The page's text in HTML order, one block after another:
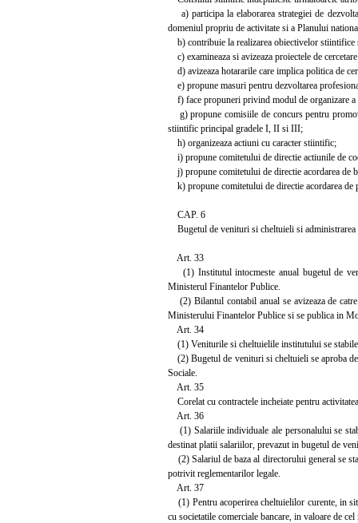
a) participa la elaborarea strategiei de
domeniul propriu de activitate si a Planului
b) contribuie la realizarea obiectivelor stiintifice
c) examineaza si avizeaza proiectele de
d) avizeaza hotararile care implica politica de
e) propune masuri pentru dezvoltarea
f) face propuneri privind modul de organizare a
g) propune comisiile de concurs pentru
stiintific principal gradele I, II si III;
h) organizeaza actiuni cu caracter stiintific;
i) propune comitetului de directie actiunile de
j) propune comitetului de directie acordarea de
k) propune comitetului de directie acordarea de
CAP. 6
Bugetul de venituri si cheltuieli si administrarea
Art. 33
(1) Institutul intocmeste anual bugetul de
Ministerul Finantelor Publice.
(2) Bilantul contabil anual se avizeaza de
Ministerului Finantelor Publice si se publica in
Art. 34
(1) Veniturile si cheltuielile institutului se
(2) Bugetul de venituri si cheltuieli se aproba
Sociale.
Art. 35
Corelat cu contractele incheiate pentru
Art. 36
(1) Salariile individuale ale personalului se
destinat platii salariilor, prevazut in bugetul de
(2) Salariul de baza al directorului general se
potrivit reglementarilor legale.
Art. 37
(1) Pentru acoperirea cheltuielilor curente, in
cu societatile comerciale bancare, in valoare de